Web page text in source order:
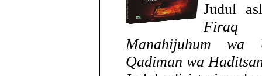
Judul
Firaq
Manahijuhum wa
Qadiman wa